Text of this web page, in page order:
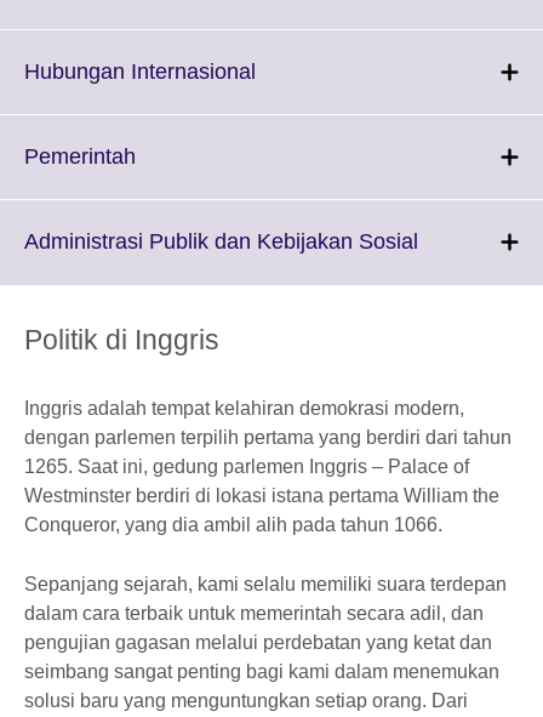
More
Hubungan Internasional
Pemerintah
More
Administrasi Publik dan Kebijakan Sosial
Politik di Inggris
Inggris adalah tempat kelahiran demokrasi modern,
dengan parlemen terpilih pertama yang berdiri dari tahun
1265. Saat ini, gedung parlemen Inggris – Palace of
Westminster berdiri di lokasi istana pertama William the
Conqueror, yang dia ambil alih pada tahun 1066.
Sepanjang sejarah, kami selalu memiliki suara terdepan
dalam cara terbaik untuk memerintah secara adil, dan
pengujian gagasan melalui perdebatan yang ketat dan
seimbang sangat penting bagi kami dalam menemukan
solusi baru yang menguntungkan setiap orang. Dari